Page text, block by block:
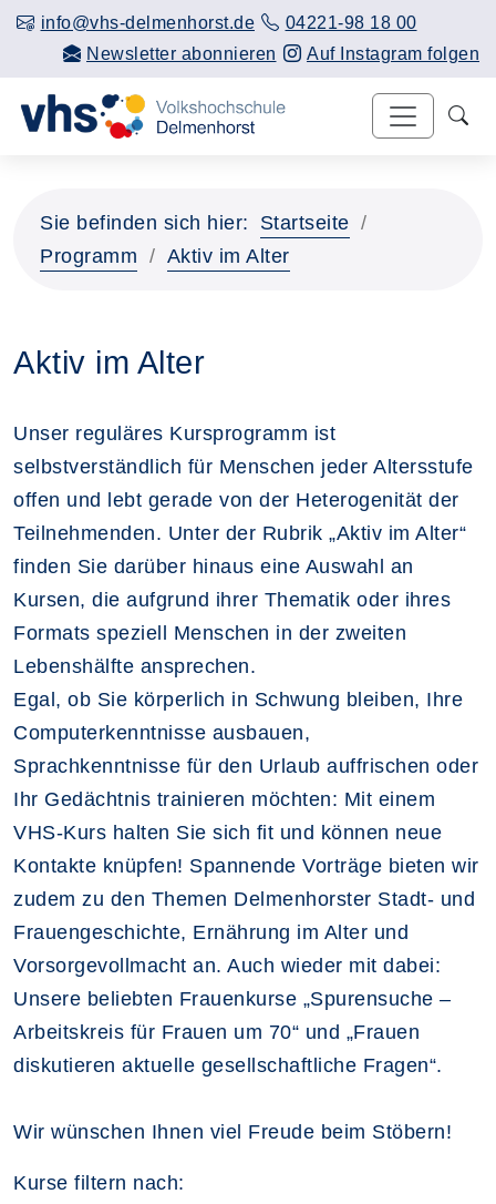
info@vhs-delmenhorst.de
04221-98 18 00
Newsletter abonnieren
Auf Instagram folgen
Sie befinden sich hier:
Startseite
Programm
Aktiv im Alter
Aktiv im Alter
Unser reguläres Kursprogramm ist
selbstverständlich für Menschen jeder Altersstufe
offen und lebt gerade von der Heterogenität der
Teilnehmenden. Unter der Rubrik „Aktiv im Alter“
finden Sie darüber hinaus eine Auswahl an
Kursen, die aufgrund ihrer Thematik oder ihres
Formats speziell Menschen in der zweiten
Lebenshälfte ansprechen.
Egal, ob Sie körperlich in Schwung bleiben, Ihre
Computerkenntnisse ausbauen,
Sprachkenntnisse für den Urlaub auffrischen oder
Ihr Gedächtnis trainieren möchten: Mit einem
VHS-Kurs halten Sie sich fit und können neue
Kontakte knüpfen! Spannende Vorträge bieten wir
zudem zu den Themen Delmenhorster Stadt- und
Frauengeschichte, Ernährung im Alter und
Vorsorgevollmacht an. Auch wieder mit dabei:
Unsere beliebten Frauenkurse „Spurensuche –
Arbeitskreis für Frauen um 70“ und „Frauen
diskutieren aktuelle gesellschaftliche Fragen“.
Wir wünschen Ihnen viel Freude beim Stöbern!
Kurse filtern nach: